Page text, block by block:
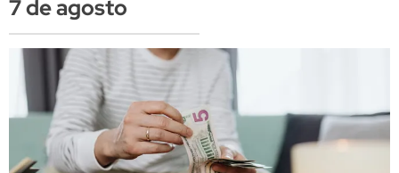
7 de agosto